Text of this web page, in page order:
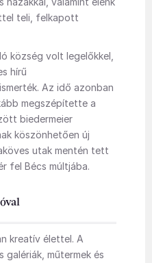
teli, felkapott
község volt legelőkkel,
hírű
Az idő azonban
megszépítette a
biedermeier
köszönhetően új
utak mentén tett
fel Bécs múltjába.
kreatív élettel. A
műtermek és